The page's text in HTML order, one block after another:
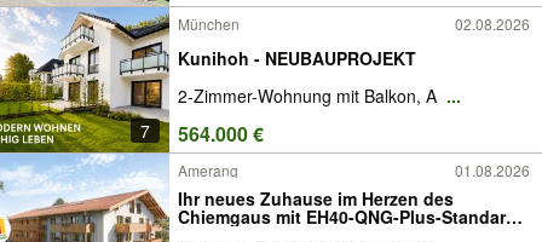
7
München 02.08.2026
Kunihoh - NEUBAUPROJEKT
2-Zimmer-Wohnung mit Balkon, A ...
564.000 €
Amerang 01.08.2026
Ihr neues Zuhause im Herzen des
Chiemgaus mit EH40-QNG-Plus-Standard
für besonders nachhaltige Gebäude,